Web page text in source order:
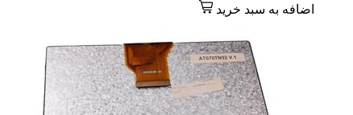
اضافه به سبد خرید